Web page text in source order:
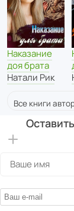
Наказание
доя брата
Натали Рик
Все книги